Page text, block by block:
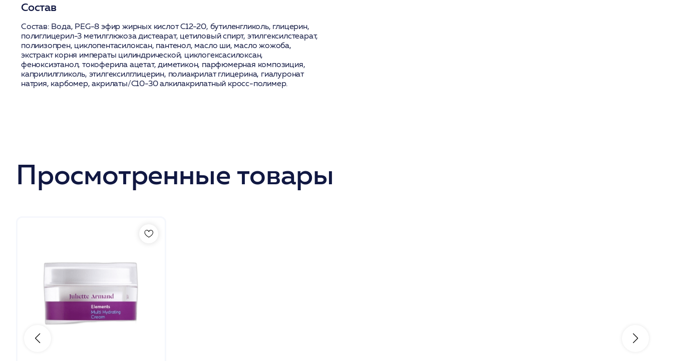
Состав
Состав: Вода, PEG-8 эфир жирных кислот C12-20, бутиленгликоль, глицерин,
полиглицерил-3 метилглюкоза дистеарат, цетиловый спирт, этилгексилстеарат,
полиизопрен, циклопентасилоксан, пантенол, масло ши, масло жожоба,
экстракт корня императы цилиндрической, циклогексасилоксан,
феноксиэтанол, токоферила ацетат, диметикон, парфюмерная композиция,
каприлилгликоль, этилгексилглицерин, полиакрилат глицерина, гиалуронат
натрия, карбомер, акрилаты/C10-30 алкилакрилатный кросс-полимер.
Просмотренные товары